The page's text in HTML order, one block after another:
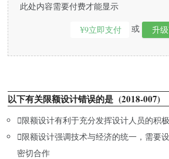
此处内容需要付费才能显示
¥9立即支付 或 升
以下有关限额设计错误的是 (2018-007)
限额设计有利于充分发挥设计人员的积
限额设计强调技术与经济的统一，需要
密切合作